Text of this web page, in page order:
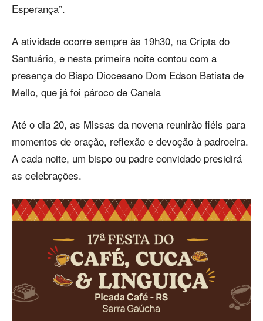
Esperança”.
A atividade ocorre sempre às 19h30, na Cripta do
Santuário, e nesta primeira noite contou com a
presença do Bispo Diocesano Dom Edson Batista de
Mello, que já foi pároco de Canela
Até o dia 20, as Missas da novena reunirão fiéis para
momentos de oração, reflexão e devoção à padroeira.
A cada noite, um bispo ou padre convidado presidirá
as celebrações.